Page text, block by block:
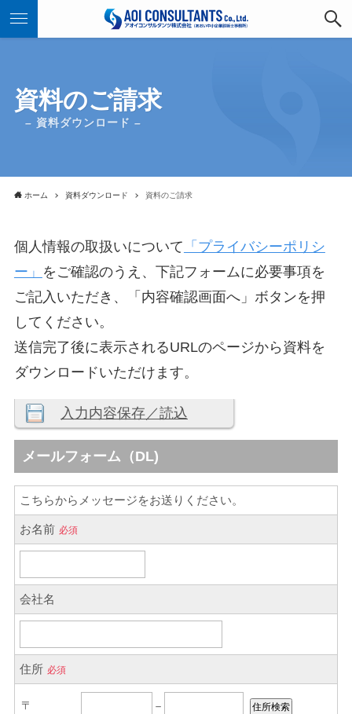
資料のご請求
– 資料ダウンロード –
ホーム 資料ダウンロード 資料のご請求
個人情報の取扱いについて 「プライバシーポリシ
ー」 をご確認のうえ、下記フォームに必要事項を
ご記入いただき、「内容確認画面へ」ボタンを押
してください。
送信完了後に表示されるURLのページから資料を
ダウンロードいただけます。